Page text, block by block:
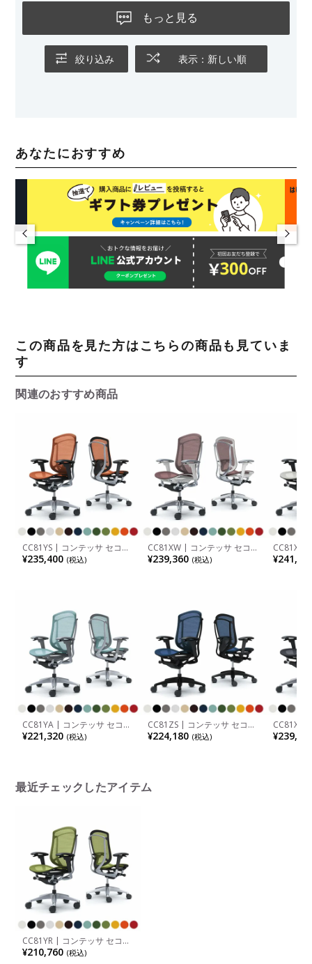
もっと見る
絞り込み 表示：新しい順
あなたにおすすめ
この商品を見た方はこちらの商品も見ていま
す
関連のおすすめ商品
CC81YS | コンテッサ セコン
ダ Contessa II 2 ハイバック
座メッシュ アジャストアーム
¥235,400 (税込)
CC81XW | コンテッサ セコン
ダ Contessa II 2 ハイバック
座メッシュ アジャストアーム
¥239,360 (税込)
CC81XS
ダ
座メッシ
CC81YA | コンテッサ セコン
ダ Contessa II 2 ハイバック
座メッシュ アジャストアーム
¥221,320 (税込)
CC81ZS | コンテッサ セコン
ダ Contessa II 2 ハイバック
座メッシュ アジャストアーム
¥224,180 (税込)
CC81XR
ダ
座メッシ
最近チェックしたアイテム
CC81YR | コンテッサ セコン
ダ Contessa II 2 ハイバック
座メッシュ アジャストアーム
¥210,760 (税込)